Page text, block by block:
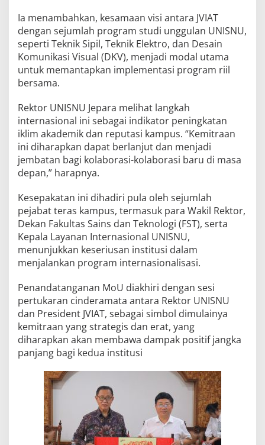
Ia menambahkan, kesamaan visi antara JVIAT
dengan sejumlah program studi unggulan UNISNU,
seperti Teknik Sipil, Teknik Elektro, dan Desain
Komunikasi Visual (DKV), menjadi modal utama
untuk memantapkan implementasi program riil
bersama.
Rektor UNISNU Jepara melihat langkah
internasional ini sebagai indikator peningkatan
iklim akademik dan reputasi kampus. “Kemitraan
ini diharapkan dapat berlanjut dan menjadi
jembatan bagi kolaborasi-kolaborasi baru di masa
depan,” harapnya.
Kesepakatan ini dihadiri pula oleh sejumlah
pejabat teras kampus, termasuk para Wakil Rektor,
Dekan Fakultas Sains dan Teknologi (FST), serta
Kepala Layanan Internasional UNISNU,
menunjukkan keseriusan institusi dalam
menjalankan program internasionalisasi.
Penandatanganan MoU diakhiri dengan sesi
pertukaran cinderamata antara Rektor UNISNU
dan President JVIAT, sebagai simbol dimulainya
kemitraan yang strategis dan erat, yang
diharapkan akan membawa dampak positif jangka
panjang bagi kedua institusi